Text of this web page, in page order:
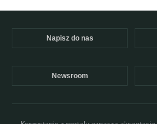
Napisz do nas
Newsroom